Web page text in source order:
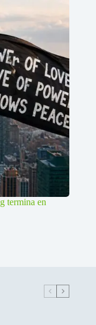
termina en